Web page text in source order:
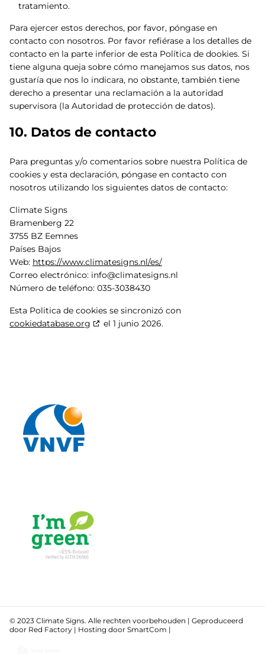
tratamiento.
Para ejercer estos derechos, por favor, póngase en
contacto con nosotros. Por favor refiérase a los detalles de
contacto en la parte inferior de esta Política de dookies. Si
tiene alguna queja sobre cómo manejamos sus datos, nos
gustaría que nos lo indicara, no obstante, también tiene
derecho a presentar una reclamación a la autoridad
supervisora (la Autoridad de protección de datos).
10. Datos de contacto
Para preguntas y/o comentarios sobre nuestra Política de
cookies y esta declaración, póngase en contacto con
nosotros utilizando los siguientes datos de contacto:
Climate Signs
Bramenberg 22
3755 BZ Eemnes
Países Bajos
Web: https://www.climatesigns.nl/es/
Correo electrónico: info@climatesigns.nl
Número de teléfono: 035-3038430
Esta Politica de cookies se sincronizó con
cookiedatabase.org
el 1 junio 2026.
© 2023 Climate Signs. Alle rechten voorbehouden | Geproduceerd
door Red Factory | Hosting door SmartCom |